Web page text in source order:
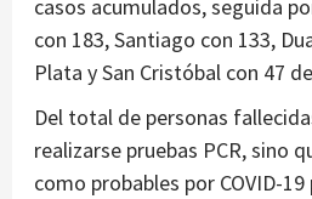
casos acumulados, seguida
con 183, Santiago con 133,
Plata y San Cristóbal con 47
Del total de personas
realizarse pruebas PCR, sino
como probables por COVID-